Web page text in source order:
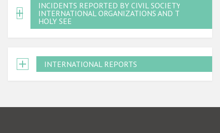
INCIDENTS REPORTED BY CIVIL SOCIETY,
INTERNATIONAL ORGANIZATIONS AND THE
HOLY SEE
INTERNATIONAL REPORTS